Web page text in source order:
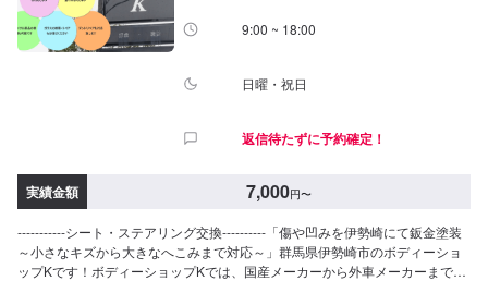
9:00 ~ 18:00
日曜・祝日
返信待たずに予約確定！
実績金額 7,000円〜
-----------シート・ステアリング交換----------「傷や凹みを伊勢崎にて鈑金塗装
～小さなキズから大きなへこみまで対応～」群馬県伊勢崎市のボディーショ
ップKです！ボディーショップKでは、国産メーカーから外車メーカーまで